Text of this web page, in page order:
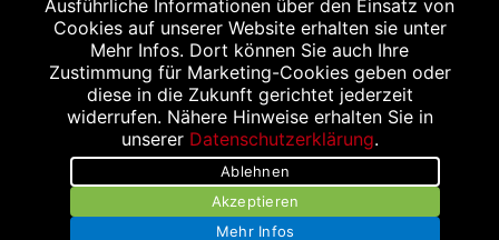
AEP ist ein von den Apotheken in Ansatz gebrachter Preis für rezeptfreie
Arzneimittel. Er entspricht in der Höhe dem für Apotheken verbindlichen
Abgabepreis, zu dem eine Apotheke in bestimmten Fällen (z.B. bei Kindern
unter 12 Jahren) das Produkt mit der gesetzlichen Krankenversicherung
abrechnet. Der AEP ist der allgemeine Erstattungspreis im Falle einer
Kostenübernahme durch die gesetzlichen Krankenkassen, vor Abzug eines
Zwangsrabattes (zur Zeit 5%) nach §130 Abs. 1 SGB V.
Unverbindliche Preisempfehlung des Herstellers (UVP).
powered by apovena.de
Ausführliche Informationen über den Einsatz von
Cookies auf unserer Website erhalten sie unter
Mehr Infos. Dort können Sie auch Ihre
Zustimmung für Marketing-Cookies geben oder
diese in die Zukunft gerichtet jederzeit
widerrufen. Nähere Hinweise erhalten Sie in
unserer Datenschutzerklärung.
Ablehnen
Akzeptieren
Mehr Infos